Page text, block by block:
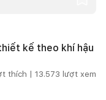
kế theo khí hậu
thích | 13.573 lượt xem